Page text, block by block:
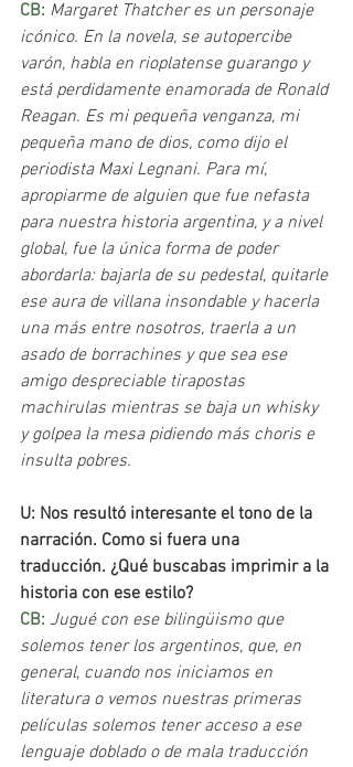
CB: Margaret Thatcher es un personaje
icónico. En la novela, se autopercibe
varón, habla en rioplatense guarango y
está perdidamente enamorada de Ronald
Reagan. Es mi pequeña venganza, mi
pequeña mano de dios, como dijo el
periodista Maxi Legnani. Para mí,
apropiarme de alguien que fue nefasta
para nuestra historia argentina, y a nivel
global, fue la única forma de poder
abordarla: bajarla de su pedestal, quitarle
ese aura de villana insondable y hacerla
una más entre nosotros, traerla a un
asado de borrachines y que sea ese
amigo despreciable tirapostas
machirulas mientras se baja un whisky
y golpea la mesa pidiendo más choris e
insulta pobres.
U: Nos resultó interesante el tono de la
narración. Como si fuera una
traducción. ¿Qué buscabas imprimir a la
historia con ese estilo?
CB: Jugué con ese bilingüismo que
solemos tener los argentinos, que, en
general, cuando nos iniciamos en
literatura o vemos nuestras primeras
películas solemos tener acceso a ese
lenguaje doblado o de mala traducción